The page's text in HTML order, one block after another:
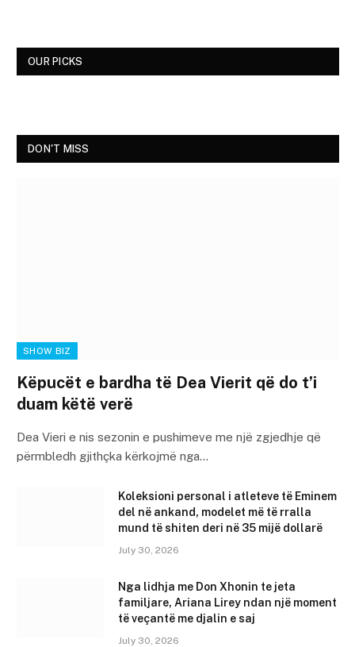
OUR PICKS
DON'T MISS
SHOW BIZ
Këpucët e bardha të Dea Vierit që do t’i
duam këtë verë
Dea Vieri e nis sezonin e pushimeve me një zgjedhje që
përmbledh gjithçka kërkojmë nga…
Koleksioni personal i atleteve të Eminem
del në ankand, modelet më të rralla
mund të shiten deri në 35 mijë dollarë
July 30, 2026
Nga lidhja me Don Xhonin te jeta
familjare, Ariana Lirey ndan një moment
të veçantë me djalin e saj
July 30, 2026